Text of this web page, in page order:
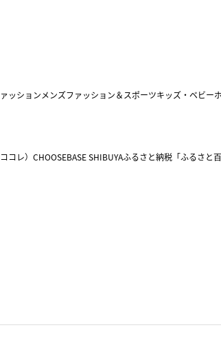
ッションメンズファッション＆スポーツキッズ・ベビー
コレ） CHOOSEBASE SHIBUYAふるさと納税「ふるさと百